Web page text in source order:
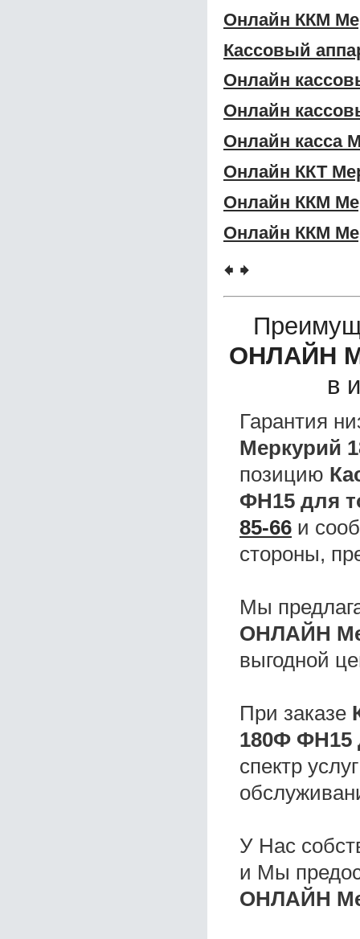
Онлайн ККМ
Кассовый
Онлайн
Онлайн
Онлайн касса
Онлайн ККТ
Онлайн ККМ
Онлайн ККМ
🠸 🠺
ОНЛАЙН
в
Гарантия
Меркурий
позицию
ФН15 для
85-66 и
стороны,
Мы
ОНЛАЙН
выгодной
При заказе
180Ф ФН15
спектр
У Нас
и Мы
ОНЛАЙН